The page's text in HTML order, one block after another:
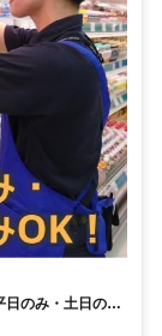
のみ・土日のみ